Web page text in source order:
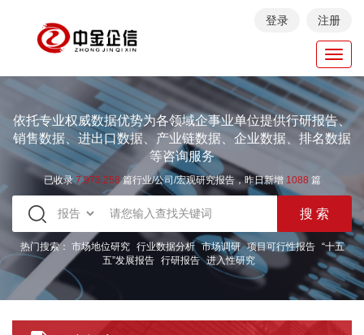
登录 注册
依托专业权威数据优势为各领域企事业单位提供行研报告、
销售数据、进出口数据、产业链数据、企业数据、排名数据
等咨询服务
已收录7.973.258篇行业/公司/宏观研究报告，昨日新增 1088 篇
热门搜索： 市场地位研究 行业数据分析 市场调研 项目可行性报告
“十五
五”发展报告 行研报告 进入性研究